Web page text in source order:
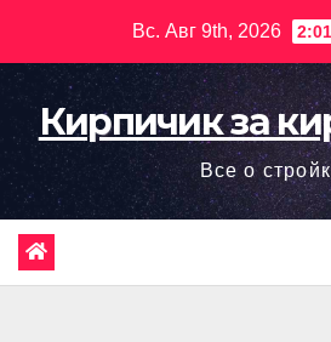
содержимому
Вс. Авг 9th, 2026
Кирпичик за
Все о